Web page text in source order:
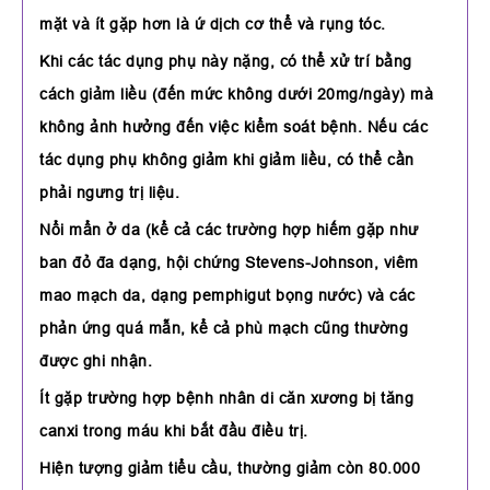
mặt và ít gặp hơn là ứ dịch cơ thể và rụng tóc.
Khi các tác dụng phụ này nặng, có thể xử trí bằng
cách giảm liều (đến mức không dưới 20mg/ngày) mà
không ảnh hưởng đến việc kiểm soát bệnh. Nếu các
tác dụng phụ không giảm khi giảm liều, có thể cần
phải ngưng trị liệu.
Nổi mẩn ở da (kể cả các trường hợp hiếm gặp như
ban đỏ đa dạng, hội chứng Stevens-Johnson, viêm
mao mạch da, dạng pemphigut bọng nước) và các
phản ứng quá mẫn, kể cả phù mạch cũng thường
được ghi nhận.
Ít gặp trường hợp bệnh nhân di căn xương bị tăng
canxi trong máu khi bắt đầu điều trị.
Hiện tượng giảm tiểu cầu, thường giảm còn 80.000